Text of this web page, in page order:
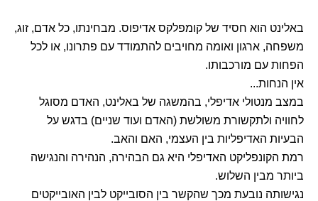
באלינט הוא חסיד של קומפלקס אדיפוס. מבחינתו, כל אדם, זוג,
משפחה, ארגון ואומה מחויבים להתמודד עם פתרונו, או לכל
הפחות עם מורכבותו.
אין הנחות...
במצב מנטולי אדיפלי, בהמשגה של באלינט, האדם מסוגל
לחוויה ולתקשורת משולשת (האדם ועוד שניים) בדגש על
הבעיות האדיפליות בין העצמי, האם והאב.
רמת הקונפליקט האדיפלי היא גם הבהירה, הנהירה והנגישה
ביותר מבין השלוש.
נגישותה נובעת מכך שהקשר בין הסובייקט לבין האובייקטים